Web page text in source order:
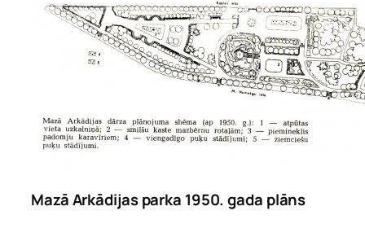
Mazā Arkādijas parka 1950. gada plāns